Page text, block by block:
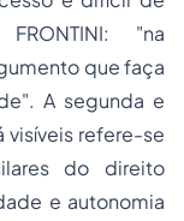
"na
que faça
A segunda e
visíveis refere-se
do direito
e autonomia